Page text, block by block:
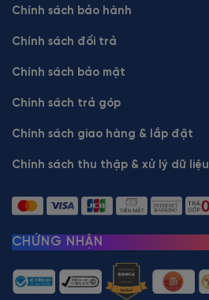
Chính sách bảo hành
Chính sách đổi trả
Chính sách bảo mật
Chính sách trả góp
Chính sách giao hàng & lắp đặt
Chính sách thu thập & xử lý dữ liệu
CHỨNG NHẬN